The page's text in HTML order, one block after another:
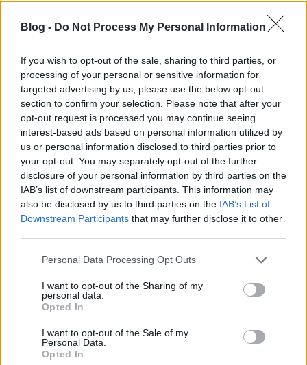
Blog - Do Not Process My Personal Information
If you wish to opt-out of the sale, sharing to third parties, or
processing of your personal or sensitive information for
targeted advertising by us, please use the below opt-out
section to confirm your selection. Please note that after your
opt-out request is processed you may continue seeing
interest-based ads based on personal information utilized by
us or personal information disclosed to third parties prior to
your opt-out. You may separately opt-out of the further
disclosure of your personal information by third parties on the
IAB’s list of downstream participants. This information may
also be disclosed by us to third parties on the IAB’s List of
Downstream Participants that may further disclose it to other
Please note that this website/app uses one or more Google
not limited to your visit or usage behaviour. You may click to
grant or deny consent to Google and its third-party tags to
use your data for below specified purposes in below Google
consent section.
Personal Data Processing Opt Outs
I want to opt-out of the Sharing of my
personal data.
Opted In
I want to opt-out of the Sale of my
Personal Data.
Opted In
Ezúttal sem egyeztettek a szakmai szervezetekkel
Most szigorítani akarják a kéttannyelvű iskolák
működési feltételeit. Többek között olyan
feltételeket írnak elő, amik teljesítése nem az
iskolától függ. Például ne csökkenhessen az iskolát
kezdők száma nyolcvan százalék alá az érettségiig.
De az élet nem ilyen egyszerű. Például valamelyik